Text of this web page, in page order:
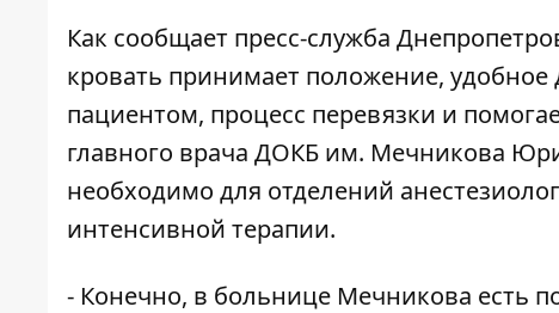
Как сообщает пресс-служба
кровать принимает положение, удобное
пациентом, процесс перевязки и
главного врача ДОКБ им. Мечникова
необходимо для отделений
интенсивной терапии.
- Конечно, в больнице Мечникова есть